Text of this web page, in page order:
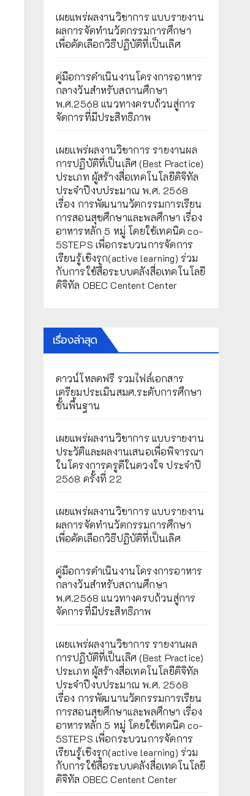
เผยแพร่ผลงานวิชาการ แบบรายงาน
ผลการจัดทำนวัตกรรมการศึกษา
เพื่อคัดเลือกวิธีปฏิบัติที่เป็นเลิศ
คู่มือการดำเนินงานโครงการอาหาร
กลางวันสำหรับสถานศึกษา
พ.ศ.2568 แนวทางครบถ้วนสู่การ
จัดการที่มีประสิทธิภาพ
เผยเเพร่ผลงานวิชาการ รายงานผล
การปฏิบัติที่เป็นเลิศ (Best Practice)
ประเภท ผู้สร้างสื่อเทคโนโลยีดิจิทัล
ประจำปีงบประมาณ พ.ศ. 2568
เรื่อง การพัฒนานวัตกรรมการเรียน
การสอนสุขศึกษาและพลศึกษา เรื่อง
อาหารหลัก 5 หมู่ โดยใช้เทคนิค co-
5STEPS เพื่อกระบวนการจัดการ
เรียนรู้เชิงรุก(active learning) ร่วม
กับการใช้สื่อระบบคลังสื่อเทคโนโลยี
ดิจิทัล OBEC Centent Center
เรื่องล่าสุด
ดาวน์โหลดฟรี รวมไฟล์เอกสาร
เตรียมประเมินสมศ.ระดับการศึกษา
ขั้นพื้นฐาน
เผยแพร่ผลงานวิชาการ แบบรายงาน
ประวัติและผลงานเสนอเพื่อพิจารณา
ในโครงการครูดีในดวงใจ ประจำปี
2568 ครั้งที่ 22
เผยแพร่ผลงานวิชาการ แบบรายงาน
ผลการจัดทำนวัตกรรมการศึกษา
เพื่อคัดเลือกวิธีปฏิบัติที่เป็นเลิศ
คู่มือการดำเนินงานโครงการอาหาร
กลางวันสำหรับสถานศึกษา
พ.ศ.2568 แนวทางครบถ้วนสู่การ
จัดการที่มีประสิทธิภาพ
เผยเเพร่ผลงานวิชาการ รายงานผล
การปฏิบัติที่เป็นเลิศ (Best Practice)
ประเภท ผู้สร้างสื่อเทคโนโลยีดิจิทัล
ประจำปีงบประมาณ พ.ศ. 2568
เรื่อง การพัฒนานวัตกรรมการเรียน
การสอนสุขศึกษาและพลศึกษา เรื่อง
อาหารหลัก 5 หมู่ โดยใช้เทคนิค co-
5STEPS เพื่อกระบวนการจัดการ
เรียนรู้เชิงรุก(active learning) ร่วม
กับการใช้สื่อระบบคลังสื่อเทคโนโลยี
ดิจิทัล OBEC Centent Center